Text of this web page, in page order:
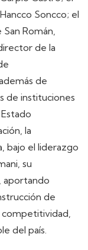
Soncco; el
Román,
de la
de
de instituciones
la
bajo el liderazgo
su
aportando
de
del país.